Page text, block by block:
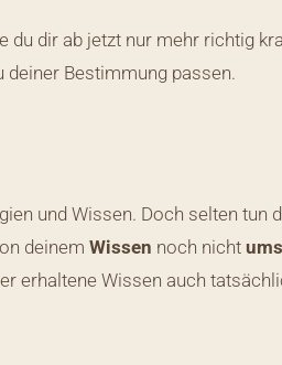
du dir ab jetzt nur mehr richtig
deiner Bestimmung passen.
und Wissen. Doch selten tun
deinemWissen noch nicht
erhaltene Wissen auch